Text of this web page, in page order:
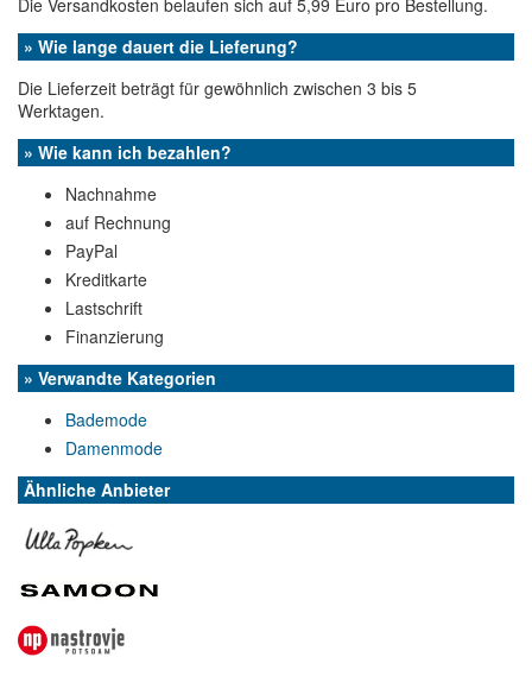
Die Versandkosten belaufen sich auf 5,99 Euro pro Bestellung.
» Wie lange dauert die Lieferung?
Die Lieferzeit beträgt für gewöhnlich zwischen 3 bis 5
Werktagen.
» Wie kann ich bezahlen?
Nachnahme
auf Rechnung
PayPal
Kreditkarte
Lastschrift
Finanzierung
» Verwandte Kategorien
Bademode
Damenmode
Ähnliche Anbieter